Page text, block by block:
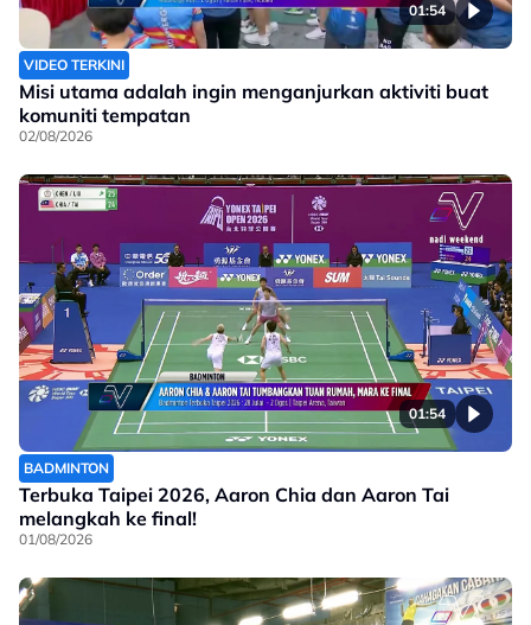
01:54
VIDEO TERKINI
Misi utama adalah ingin menganjurkan aktiviti buat
komuniti tempatan
02/08/2026
01:54
BADMINTON
Terbuka Taipei 2026, Aaron Chia dan Aaron Tai
melangkah ke final!
01/08/2026